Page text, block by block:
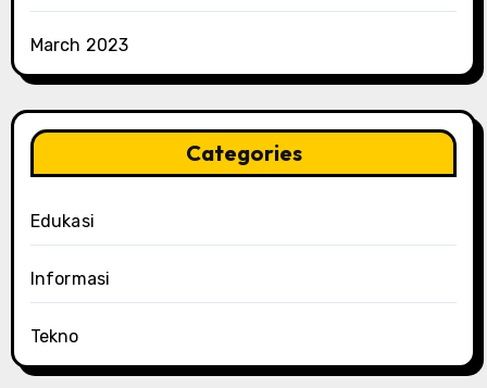
March 2023
Categories
Edukasi
Informasi
Tekno